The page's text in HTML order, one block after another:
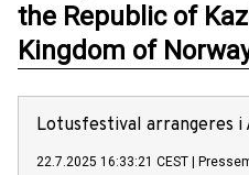
the Republic of
Kingdom of
Lotusfestival arrangeres
22.7.2025 16:33:21 CEST